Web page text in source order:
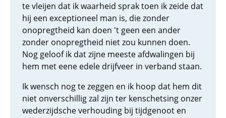
te vleijen dat ik waarheid sprak toen ik zeide dat
hij een exceptioneel man is, die zonder
onopregtheid kan doen 't geen een ander
zonder onopregtheid niet zou kunnen doen.
Nog geloof ik dat zijne meeste afdwalingen bij
hem met eene edele drijfveer in verband staan.
Ik wensch nog te zeggen en ik hoop dat hem dit
niet onverschillig zal zijn ter kenschetsing onzer
wederzijdsche verhouding bij tijdgenoot en